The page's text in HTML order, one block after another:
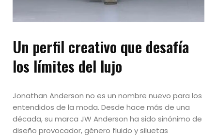
Un perfil creativo que desafía
los límites del lujo
Jonathan Anderson no es un nombre nuevo para los
entendidos de la moda. Desde hace más de una
década, su marca JW Anderson ha sido sinónimo de
diseño provocador, género fluido y siluetas